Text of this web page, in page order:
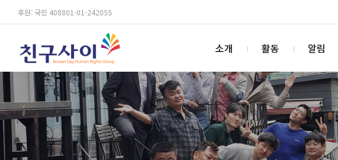
후원: 국민 408801-01-242055
소개 활동 알림